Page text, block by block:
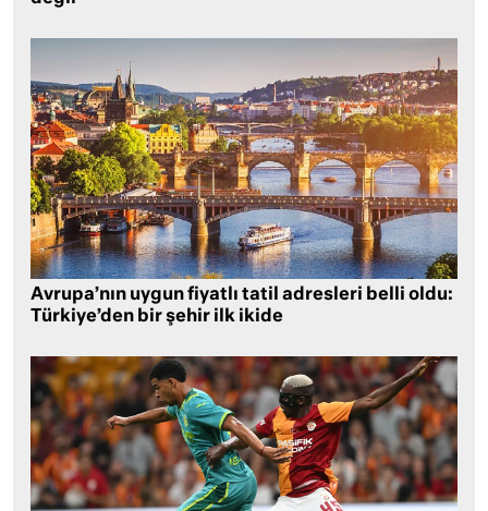
Avrupa’nın uygun fiyatlı tatil adresleri belli oldu:
Türkiye’den bir şehir ilk ikide